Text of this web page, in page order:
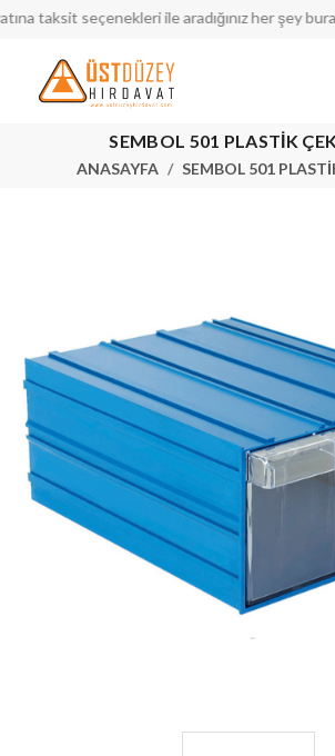
seçenekleri ile aradığınız her şey burada!
SEMBOL 501 PLASTİK
ANASAYFA SEMBOL 501